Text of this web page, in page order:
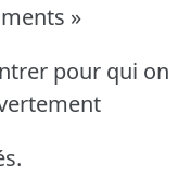
»
pour qui on